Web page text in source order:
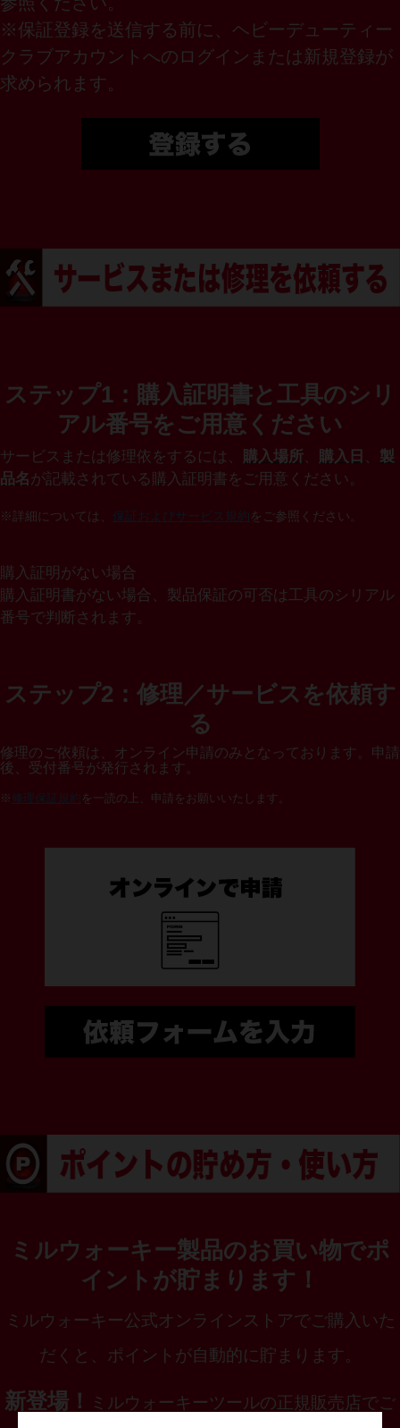
※保証登録を送信する前に、ヘビーデューティー
クラブアカウントへのログインまたは新規登録が
求められます 。
ステップ1：購入証明書と工具のシリ
アル番号をご用意ください
サービスまたは修理依をするには、 購入場所 購入日
製
品名が記載されている購入証明書をご用意ください。
※詳細については、 保証およびサービス規約をご参照ください。
購入証明がない場合
購入証明書がない場合、製品保証の可否は工具のシリアル
番号で判断されます。
ステップ2：修理／サービスを依頼す
る
修理のご依頼は、オンライン申請のみとなっております。申請
後、受付番号が発行されます。
※ 修理保証規約 を一読の上、申請をお願いいたします。
ミルウォーキー製品のお買い物でポ
イントが貯まります！
ミ ルウォーキー公式オンラインストアでご購入いた
だくと、
ポイントが自動的に貯まります。
新登場！
ミルウォーキーツールの正規販売店でご